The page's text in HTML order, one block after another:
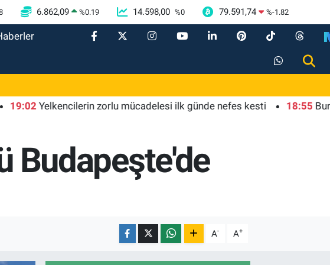
6.862,09 %0.19 14.598,00 %0 79.591,74 %-1.82
Yelkencilerin zorlu mücadelesi ilk günde nefes kesti 18:55 Bursa'da
Budapeşte'de
A- A+